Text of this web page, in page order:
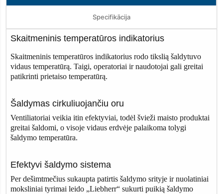
Specifikācija
Skaitmeninis temperatūros indikatorius
Skaitmeninis temperatūros indikatorius rodo tikslią šaldytuvo
vidaus temperatūrą. Taigi, operatoriai ir naudotojai gali greitai
patikrinti prietaiso temperatūrą.
Šaldymas cirkuliuojančiu oru
Ventiliatoriai veikia itin efektyviai, todėl švieži maisto produktai
greitai šaldomi, o visoje vidaus erdvėje palaikoma tolygi
šaldymo temperatūra.
Efektyvi šaldymo sistema
Per dešimtmečius sukaupta patirtis šaldymo srityje ir nuolatiniai
moksliniai tyrimai leido „Liebherr“ sukurti puikią šaldymo